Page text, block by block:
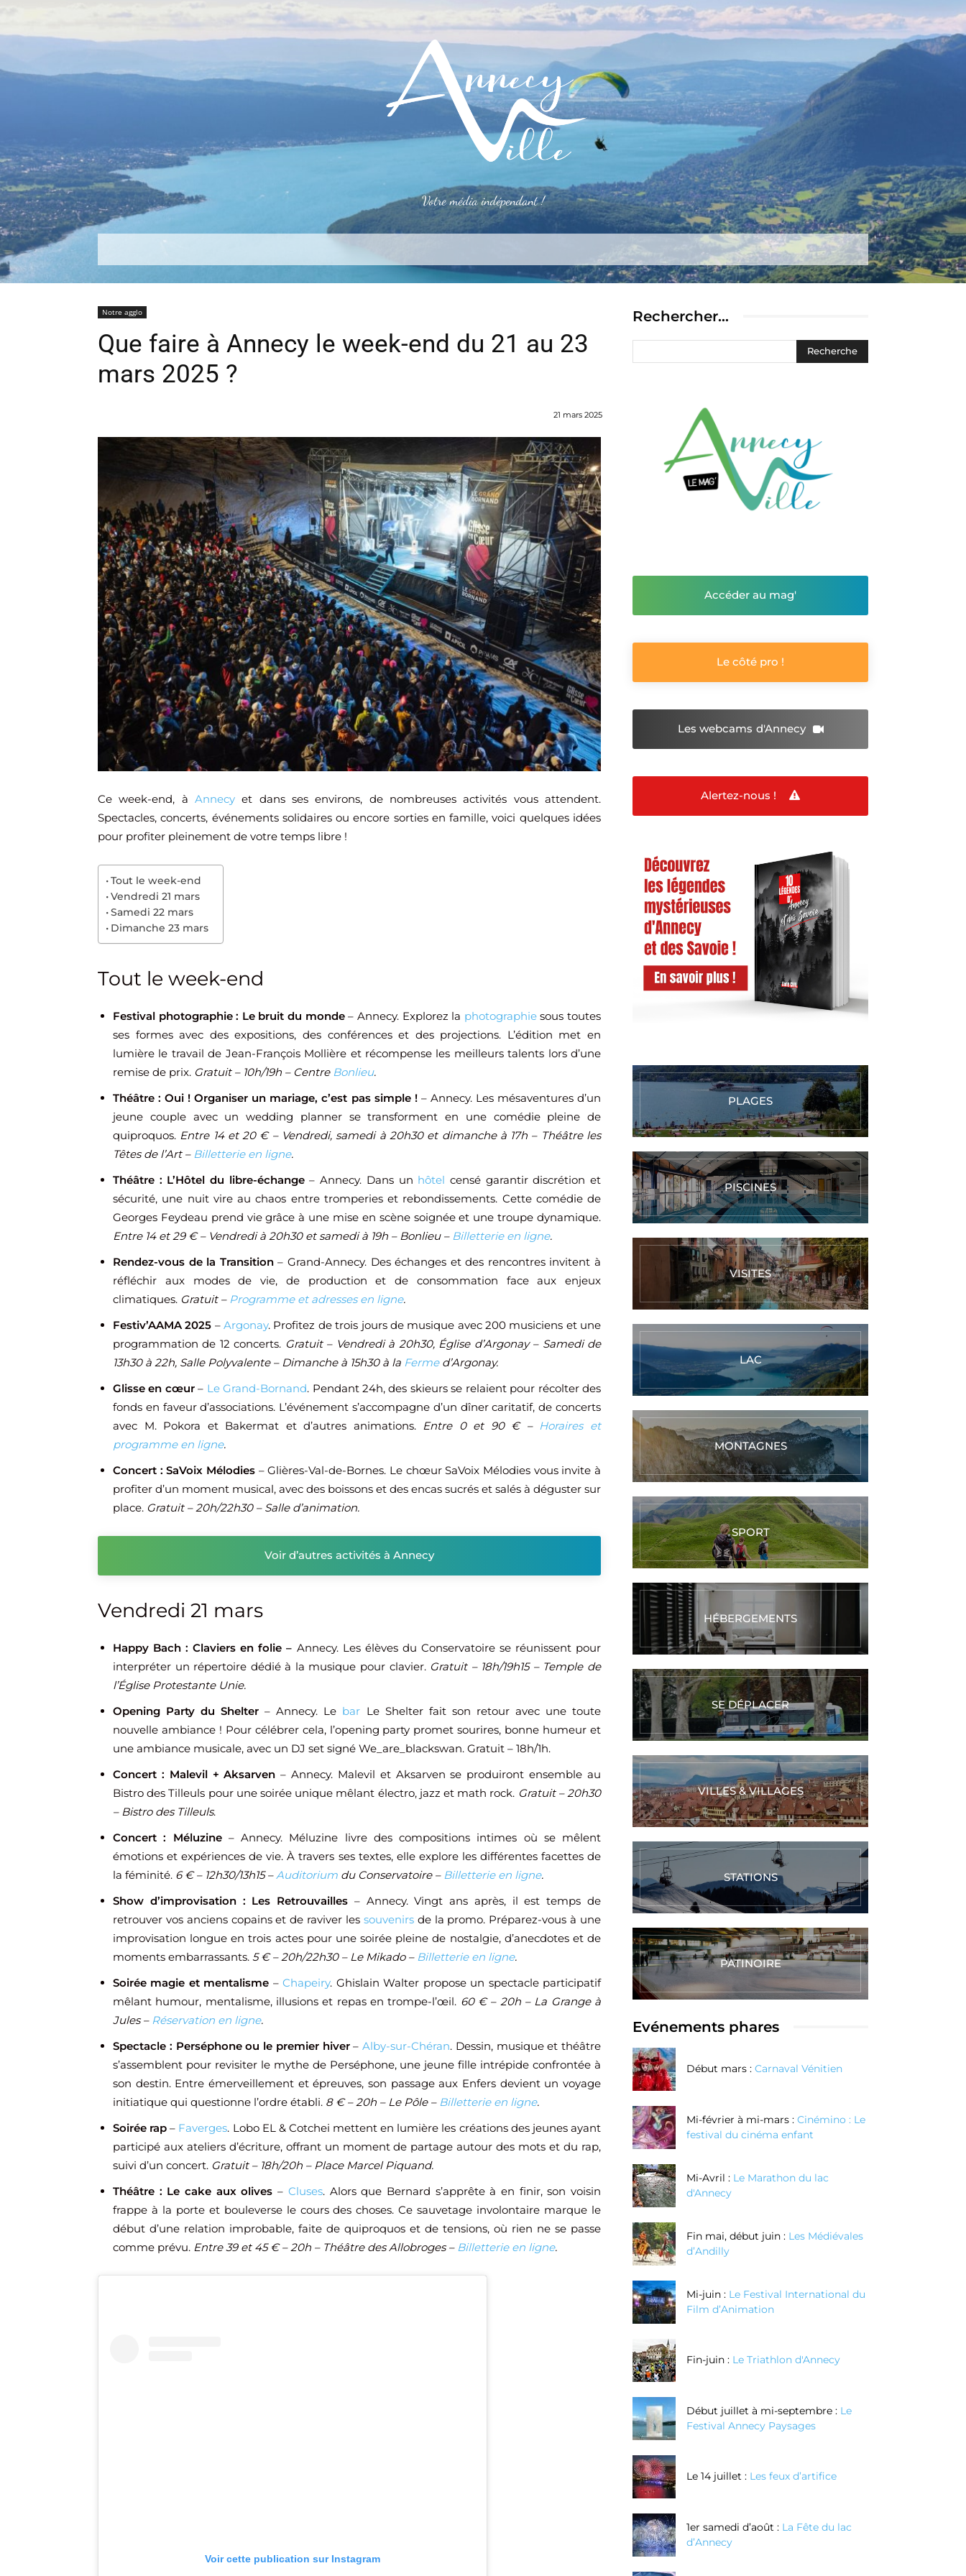
Votre média indépendant !
Alertez-nous Plus
Notre agglo
Que faire à Annecy le week-end du 21 au 23
mars 2025 ?
21 mars 2025
Ce week-end, à Annecy et dans ses environs, de nombreuses activités vous attendent.
Spectacles, concerts, événements solidaires ou encore sorties en famille, voici quelques idées
pour profiter pleinement de votre temps libre !
Tout le week-end
Vendredi 21 mars
Samedi 22 mars
Dimanche 23 mars
Tout le week-end
Festival photographie : Le bruit du monde– Annecy. Explorez la photographiesous toutes
ses formes avec des expositions, des conférences et des projections. L’édition met en
lumière le travail de Jean-François Mollière et récompense les meilleurs talents lors d’une
remise de prix. Gratuit – 10h/19h – Centre Bonlieu.
Théâtre : Oui ! Organiser un mariage, c’est pas simple !– Annecy. Les mésaventures d’un
jeune couple avec un wedding planner se transforment en une comédie pleine de
quiproquos. Entre 14 et 20 € – Vendredi, samedi à 20h30 et dimanche à 17h – Théâtre les
Têtes de l’Art – Billetterie en ligne.
Théâtre : L’Hôtel du libre-échange– Annecy. Dans un hôtel censé garantir discrétion et
sécurité, une nuit vire au chaos entre tromperies et rebondissements. Cette comédie de
Georges Feydeau prend vie grâce à une mise en scène soignée et une troupe dynamique.
Entre 14 et 29 € – Vendredi à 20h30 et samedi à 19h – Bonlieu – Billetterie en ligne.
Rendez-vous de la Transition– Grand-Annecy. Des échanges et des rencontres invitent à
réfléchir aux modes de vie, de production et de consommation face aux enjeux
climatiques. Gratuit – Programme et adresses en ligne.
Festiv’AAMA 2025 –Argonay. Profitez de trois jours de musique avec 200 musiciens et une
programmation de 12 concerts. Gratuit – Vendredi à 20h30, Église d’Argonay – Samedi de
13h30 à 22h, Salle Polyvalente – Dimanche à 15h30 à la Fermed’Argonay.
Glisse en cœur– Le Grand-Bornand. Pendant 24h, des skieurs se relaient pour récolter des
fonds en faveur d’associations. L’événement s’accompagne d’un dîner caritatif, de concerts
avec M. Pokora et Bakermat et d’autres animations.Entre 0 et 90 € – Horaires et
programme en ligne.
Concert : SaVoix Mélodies – Glières-Val-de-Bornes. Le chœur SaVoix Mélodies vous invite à
profiter d’un moment musical, avec des boissons et des encas sucrés et salés à déguster sur
place. Gratuit – 20h/22h30 – Salle d’animation.
Voir d’autres activités à Annecy
Vendredi 21 mars
Happy Bach : Claviers en folie – Annecy. Les élèves du Conservatoire se réunissent pour
interpréter un répertoire dédié à la musique pour clavier. Gratuit – 18h/19h15 – Temple de
l’Église Protestante Unie.
Opening Party du Shelter – Annecy. Le bar Le Shelter fait son retour avec une toute
nouvelle ambiance ! Pour célébrer cela, l’opening party promet sourires, bonne humeur et
une ambiance musicale, avec un DJ set signé We_are_blackswan. Gratuit – 18h/1h.
Concert : Malevil + Aksarven – Annecy. Malevil et Aksarven se produiront ensemble au
Bistro des Tilleuls pour une soirée unique mêlant électro, jazz et math rock. Gratuit – 20h30
– Bistro des Tilleuls.
Concert : Méluzine– Annecy. Méluzine livre des compositions intimes où se mêlent
émotions et expériences de vie. À travers ses textes, elle explore les différentes facettes de
la féminité. 6 € – 12h30/13h15 –Auditorium du Conservatoire – Billetterie en ligne.
Show d’improvisation : Les Retrouvailles – Annecy. Vingt ans après, il est temps de
retrouver vos anciens copains et de raviver les souvenirsde la promo. Préparez-vous à une
improvisation longue en trois actes pour une soirée pleine de nostalgie, d’anecdotes et de
moments embarrassants. 5 € – 20h/22h30 – Le Mikado – Billetterie en ligne.
Soirée magie et mentalisme –Chapeiry. Ghislain Walter propose un spectacle participatif
mêlant humour, mentalisme, illusions et repas en trompe-l’œil. 60 € – 20h – La Grange à
Jules – Réservation en ligne.
Spectacle : Perséphone ou le premier hiver– Alby-sur-Chéran. Dessin, musique et théâtre
s’assemblent pour revisiter le mythe de Perséphone, une jeune fille intrépide confrontée à
son destin. Entre émerveillement et épreuves, son passage aux Enfers devient un voyage
initiatique qui questionne l’ordre établi. 8 € – 20h – Le Pôle – Billetterie en ligne.
Soirée rap – Faverges. Lobo EL & Cotchei mettent en lumière les créations des jeunes ayant
participé aux ateliers d’écriture, offrant un moment de partage autour des mots et du rap,
suivi d’un concert. Gratuit – 18h/20h – Place Marcel Piquand.
Théâtre : Le cake aux olives – Cluses. Alors que Bernard s’apprête à en finir, son voisin
frappe à la porte et bouleverse le cours des choses. Ce sauvetage involontaire marque le
début d’une relation improbable, faite de quiproquos et de tensions, où rien ne se passe
comme prévu. Entre 39 et 45 € – 20h – Théâtre des Allobroges – Billetterie en ligne.
Voir cette publication sur Instagram
Rechercher…
Accéder au mag'
Le côté pro !
Les webcams d'Annecy
Alertez-nous !
PLAGES
PISCINES
VISITES
LAC
MONTAGNES
SPORT
HÉBERGEMENTS
SE DÉPLACER
VILLES & VILLAGES
STATIONS
PATINOIRE
Evénements phares
Début mars : Carnaval Vénitien
Mi-février à mi-mars : Cinémino : Le
festival du cinéma enfant
Mi-Avril : Le Marathon du lac
d'Annecy
Fin mai, début juin : Les Médiévales
d’Andilly
Mi-juin : Le Festival International du
Film d’Animation
Fin-juin : Le Triathlon d'Annecy
Début juillet à mi-septembre : Le
Festival Annecy Paysages
Le 14 juillet : Les feux d’artifice
1er samedi d’août : La Fête du lac
d’Annecy